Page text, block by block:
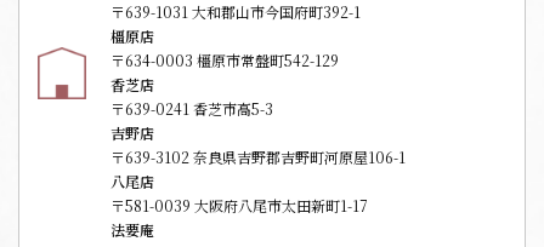
〒639-1031 大和郡山市今国府町392-1
橿原店
〒634-0003 橿原市常盤町542-129
香芝店
〒639-0241 香芝市高5-3
吉野店
〒639-3102 奈良県吉野郡吉野町河原屋106-1
八尾店
〒581-0039 大阪府八尾市太田新町1-17
法要庵